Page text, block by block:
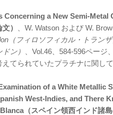
Concerning a New Semi-Metal
）
、W. Watson および W.
（フィロソフィカル・トラン
ン）
、Vol.46、584-596ペー
てられていたプラチナに関し
of a White Metallic
West-Indies, and There
（スペイン領西インド諸